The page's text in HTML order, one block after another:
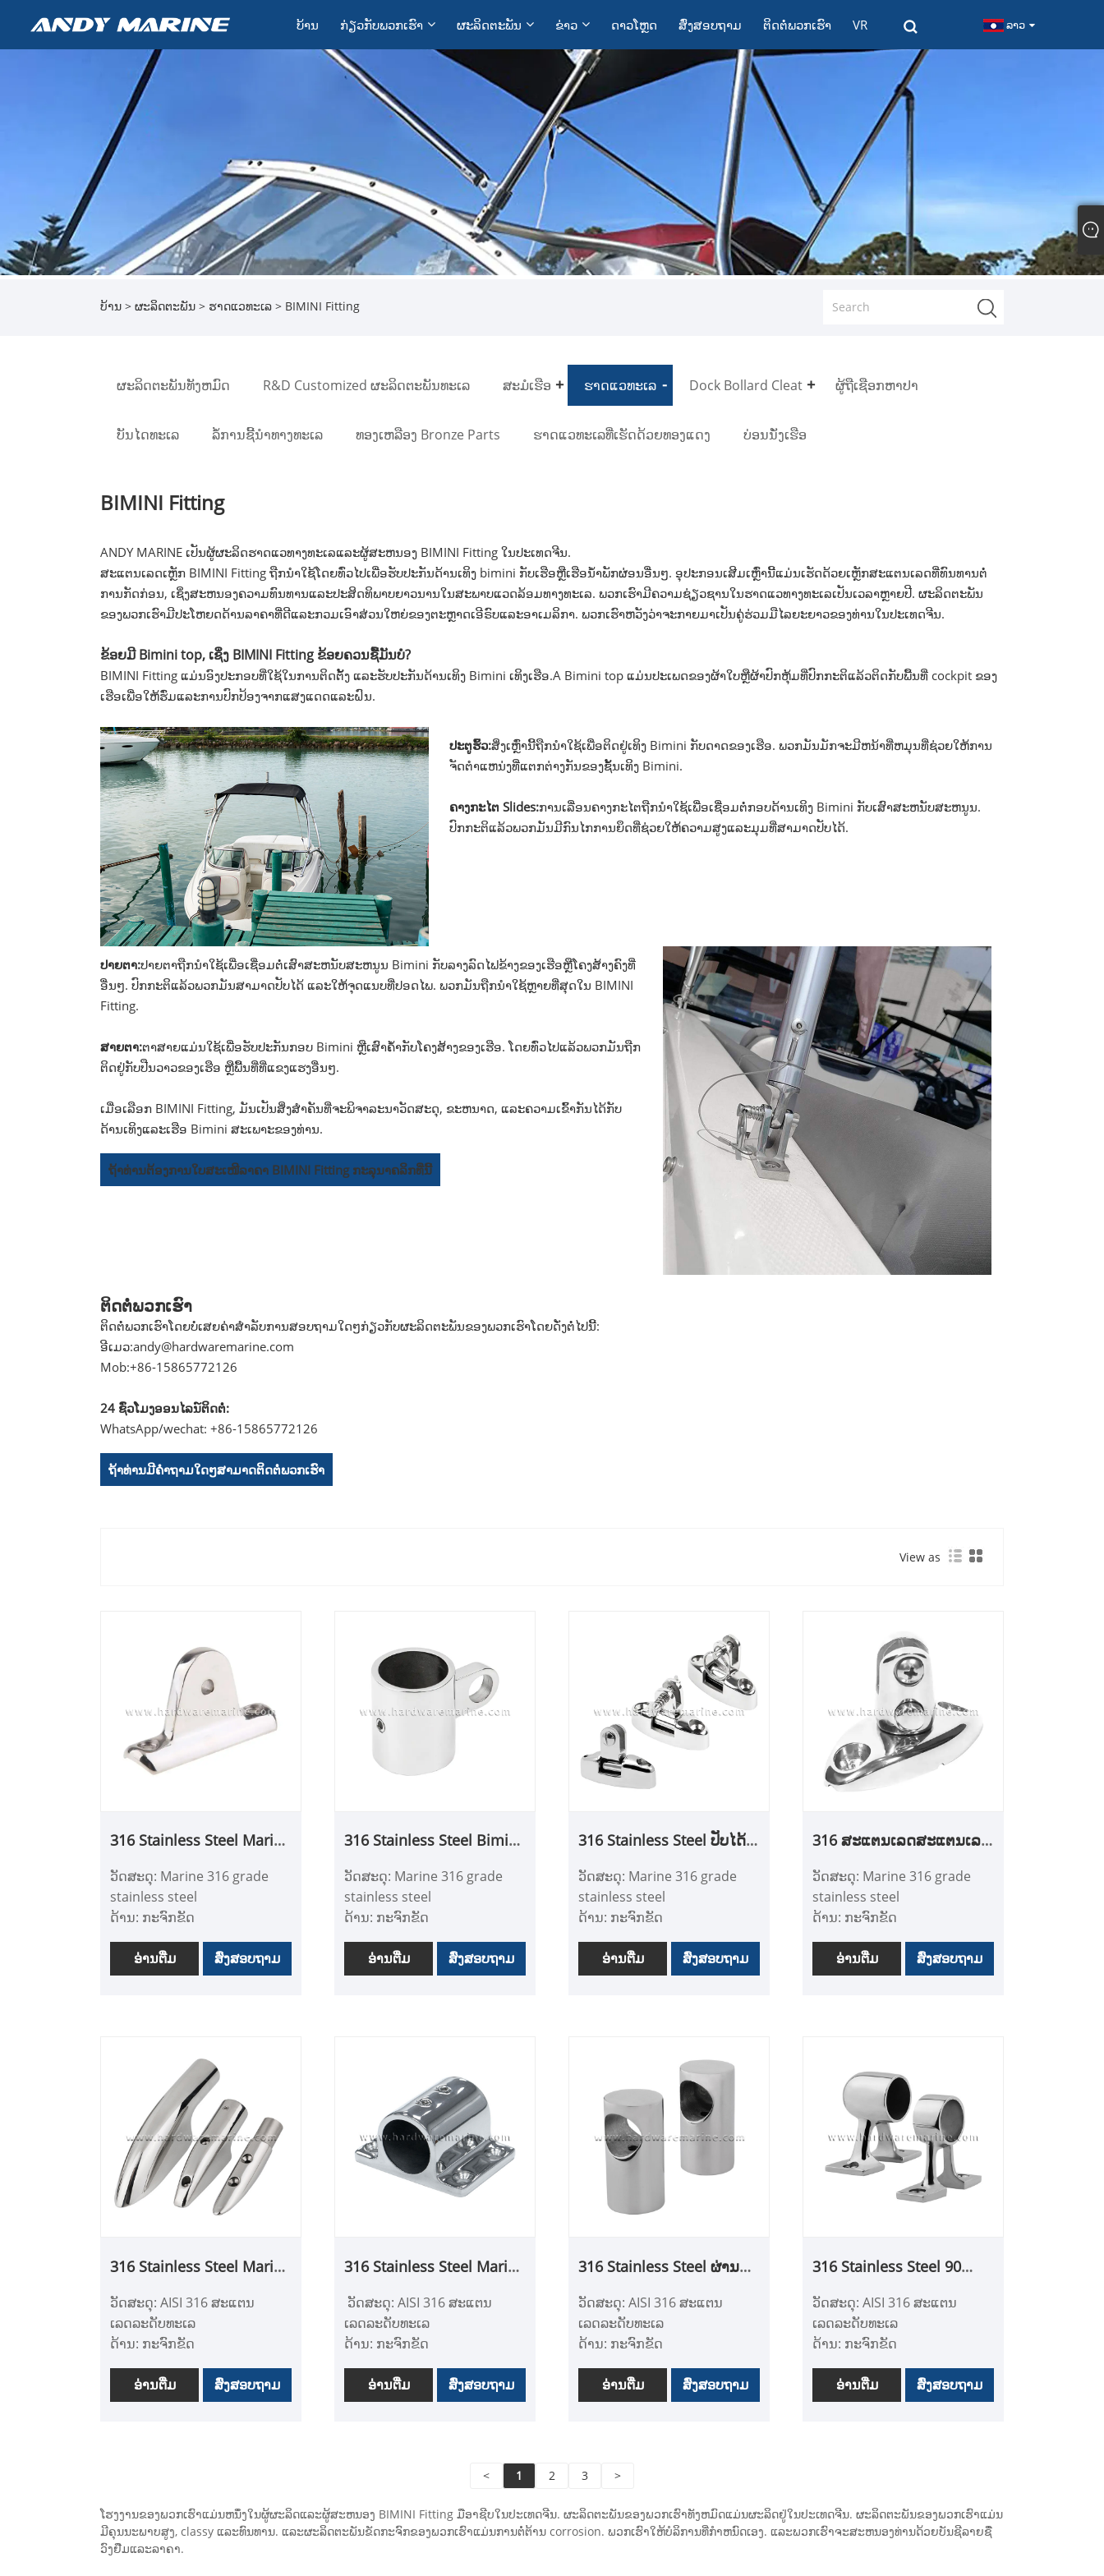
ບ້ານ ກ່ຽວ​ກັບ​ພວກ​ເຮົາ ຜະລິດຕະພັນ ຂ່າວ ດາວໂຫຼດ ສົ່ງສອບຖາມ ຕິດ​ຕໍ່​ພວກ​ເຮົາ VR ລາວ
ບ້ານ > ຜະລິດຕະພັນ > ຮາດແວທະເລ > BIMINI Fitting
ຜະລິດຕະພັນທັງຫມົດ R&D Customized ຜະລິດຕະພັນທະເລ ສະມໍເຮືອ ຮາດແວທະເລ Dock Bollard Cleat ຜູ້ຖືເຊືອກຫາປາ
ບັນໄດທະເລ ລໍ້ການຊີ້ນໍາທາງທະເລ ທອງເຫລືອງ Bronze Parts ຮາດແວທະເລທີ່ເຮັດດ້ວຍທອງແດງ ບ່ອນນັ່ງເຮືອ
BIMINI Fitting
ANDY MARINE ເປັນຜູ້ຜະລິດຮາດແວທາງທະເລແລະຜູ້ສະຫນອງ BIMINI Fitting ໃນປະເທດຈີນ.
ສະແຕນເລດເຫຼັກ BIMINI Fitting ຖືກນໍາໃຊ້ໂດຍທົ່ວໄປເພື່ອຮັບປະກັນດ້ານເທິງ bimini ກັບເຮືອຫຼືເຮືອນ້ໍາພັກຜ່ອນອື່ນໆ. ອຸປະກອນເສີມເຫຼົ່ານີ້ແມ່ນເຮັດດ້ວຍເຫຼັກສະແຕນເລດທີ່ທົນທານຕໍ່
ການກັດກ່ອນ, ເຊິ່ງສະຫນອງຄວາມທົນທານແລະປະສິດທິພາບຍາວນານໃນສະພາບແວດລ້ອມທາງທະເລ. ພວກເຮົາມີຄວາມຊ່ຽວຊານໃນຮາດແວທາງທະເລເປັນເວລາຫຼາຍປີ. ຜະລິດຕະພັນ
ຂອງພວກເຮົາມີປະໂຫຍດດ້ານລາຄາທີ່ດີແລະກວມເອົາສ່ວນໃຫຍ່ຂອງຕະຫຼາດເອີຣົບແລະອາເມລິກາ. ພວກເຮົາຫວັງວ່າຈະກາຍມາເປັນຄູ່ຮ່ວມມືໄລຍະຍາວຂອງທ່ານໃນປະເທດຈີນ.
ຂ້ອຍມີ Bimini top, ເຊິ່ງ BIMINI Fitting ຂ້ອຍຄວນຊື້ມັນບໍ?
BIMINI Fitting ແມ່ນອົງປະກອບທີ່ໃຊ້ໃນການຕິດຕັ້ງ ແລະຮັບປະກັນດ້ານເທິງ Bimini ເທິງເຮືອ.A Bimini top ແມ່ນປະເພດຂອງຜ້າໃບຫຼືຜ້າປົກຫຸ້ມທີ່ປົກກະຕິແລ້ວຕິດກັບພື້ນທີ່ cockpit ຂອງ
ເຮືອເພື່ອໃຫ້ຮົ່ມແລະການປົກປ້ອງຈາກແສງແດດແລະຝົນ.
ປະຕູຮົ້ວ:ສິ່ງເຫຼົ່ານີ້ຖືກນໍາໃຊ້ເພື່ອຕິດຢູ່ເທິງ Bimini ກັບດາດຂອງເຮືອ. ພວກມັນມັກຈະມີຫນ້າທີ່ຫມຸນທີ່ຊ່ວຍໃຫ້ການ
ຈັດຕໍາແຫນ່ງທີ່ແຕກຕ່າງກັນຂອງຊັ້ນເທິງ Bimini.
ຄາງກະໄຕ Slides:ການເລື່ອນຄາງກະໄຕຖືກນໍາໃຊ້ເພື່ອເຊື່ອມຕໍ່ກອບດ້ານເທິງ Bimini ກັບເສົາສະຫນັບສະຫນູນ.
ປົກກະຕິແລ້ວພວກມັນມີກົນໄກການຍຶດທີ່ຊ່ວຍໃຫ້ຄວາມສູງແລະມຸມທີ່ສາມາດປັບໄດ້.
ປາຍຕາ:ປາຍຕາຖືກນໍາໃຊ້ເພື່ອເຊື່ອມຕໍ່ເສົາສະຫນັບສະຫນູນ Bimini ກັບລາງລົດໄຟຂ້າງຂອງເຮືອຫຼືໂຄງສ້າງຄົງທີ່
ອື່ນໆ. ປົກກະຕິແລ້ວພວກມັນສາມາດປັບໄດ້ ແລະໃຫ້ຈຸດແນບທີ່ປອດໄພ. ພວກມັນຖືກນໍາໃຊ້ຫຼາຍທີ່ສຸດໃນ BIMINI
Fitting.
ສາຍຕາ:ຕາສາຍແມ່ນໃຊ້ເພື່ອຮັບປະກັນກອບ Bimini ຫຼືເສົາຄ້ຳກັບໂຄງສ້າງຂອງເຮືອ. ໂດຍທົ່ວໄປແລ້ວພວກມັນຖືກ
ຕິດຢູ່ກັບປືນວາວຂອງເຮືອ ຫຼືພື້ນທີ່ທີ່ແຂງແຮງອື່ນໆ.
ເມື່ອເລືອກ BIMINI Fitting, ມັນເປັນສິ່ງສໍາຄັນທີ່ຈະພິຈາລະນາວັດສະດຸ, ຂະຫນາດ, ແລະຄວາມເຂົ້າກັນໄດ້ກັບ
ດ້ານເທິງແລະເຮືອ Bimini ສະເພາະຂອງທ່ານ.
ຖ້າທ່ານຕ້ອງການໃບສະເໜີລາຄາ BIMINI Fitting ກະລຸນາຄລິກທີ່ນີ້
ຕິດ​ຕໍ່​ພວກ​ເຮົາ
ຕິດຕໍ່ພວກເຮົາໂດຍບໍ່ເສຍຄ່າສໍາລັບການສອບຖາມໃດໆກ່ຽວກັບຜະລິດຕະພັນຂອງພວກເຮົາໂດຍດັ່ງຕໍ່ໄປນີ້:
ອີເມວ:andy@hardwaremarine.com
Mob:+86-15865772126
24 ຊົ່ວ​ໂມງ​ອອນ​ໄລ​ນ​໌​ຕິດ​ຕໍ່​:
WhatsApp/wechat: +86-15865772126
ຖ້າທ່ານມີຄໍາຖາມໃດໆສາມາດຕິດຕໍ່ພວກເຮົາ
View as
316 Stainless Steel Marine
Hinge
ວັດສະດຸ: Marine 316 grade
stainless steel
ດ້ານ: ກະຈົກຂັດ
ຄໍາຮ້ອງສະຫມັກ: ເຮືອ, Yacht,
ອຸປະກອນເສີມເຮືອ, ຮາດແວ
ທາງທະເລ, ອຸປະກອນເສີມເຮືອ
rust, ຮັບປະກັນການປະຕິບັດທີ່
ຍາວນານໃນສະພາບນ້ໍາເຄັມ.
- ສະ​ຫນອງ​ຫນ້າ​ທີ່​ຫນ້າ​ສົນ​ໃຈ​,
ເປັນ​ກະ​ຈົກ​ທີ່​ເພີ່ມ​ທະ​ວີ​ການ​ດຶງ​
ດູດ​ການ​ສາຍ​ຕາ​ຂອງ​ເຮືອ​ຂອງ​
ທ່ານ​ໃນ​ຂະ​ນະ​ທີ່​ຫຼຸດ​ຜ່ອນ​ຄວາມ​
ຕ້ອງ​ການ​ບໍາ​ລຸງ​ຮັກ​ສາ​.
- ອໍານວຍຄວາມສະດວກໃນ
ສະຫນັບສະຫນູນທີ່ເຂັ້ມແຂງສໍາ
- ຖືກອອກແບບມາເພື່ອຮັບມືກັບ
ການໂຫຼດສູງແລະທົນທານຕໍ່
ຄວາມເຄັ່ງຄັດຂອງການນໍາໃຊ້
ທາງທະເລ, ຮັບປະກັນການດໍາ
ເນີນງານທີ່ຫນ້າເຊື່ອຖື.
ອ່ານ​ຕື່ມ ສົ່ງສອບຖາມ
316 Stainless Steel Bimini
ວັດສະດຸ: Marine 316 grade
stainless steel
ດ້ານ: ກະຈົກຂັດ
ຄໍາຮ້ອງສະຫມັກ: ເຮືອ, Yacht,
ອຸປະກອນເສີມເຮືອ, ຮາດແວ
ທາງທະເລ, ອຸປະກອນເສີມເຮືອ
- ຂັດດ້ວຍການຂັດກະຈົກທີ່ມີ
ຄວາມແມ່ນຍໍາສູງສຸດ, ຄວາມ
ຮາບພຽງແລະຄວາມສະຫວ່າງ.
- ຕົວເຊື່ອມຕໍ່ parasol ຂອງ
ຜະລິດຕະພັນແມ່ນເຮັດຈາກສະ
ແລະຄວາມແຂງ, ບໍ່ງ່າຍທີ່ຈະ
ຍາວ.
- ຂະບວນການທີ່ເຄັ່ງຄັດເຮັດໃຫ້
ຕົວເຊື່ອມຕໍ່ເປັນອຸປະກອນເສີມທີ່
ສົມບູນແບບສໍາລັບ parasol
ຂອງທ່ານ.
ອ່ານ​ຕື່ມ ສົ່ງສອບຖາມ
316 Stainless Steel ປັບໄດ້
Swivel Deck Hinge
ວັດສະດຸ: Marine 316 grade
stainless steel
ດ້ານ: ກະຈົກຂັດ
ຄໍາຮ້ອງສະຫມັກ: ເຮືອ, Yacht,
ອຸປະກອນເສີມເຮືອ, ຮາດແວ
ທາງທະເລ, ອຸປະກອນເສີມເຮືອ
ເລດ, ທົນທານຕໍ່ການກັດກ່ອນ
ແລະທົນທານຕໍ່ rust, ທົນທານ,
ແລະທົນທານ.
- ເບຕົງໃສ່ຊັ້ນເບຕົງ, ໃສ່ແຜ່ນ
ຢາງໃສ່.
- ປັບໄດ້ 180 ອົງສາ, ທາງເລືອກ
ທີ່ມີ pin ຖອດອອກໄດ້.
- ມັນສາມາດນໍາໃຊ້ກັບເຮືອ,
ເຮືອອື່ນໆແລະ awnings.
ອ່ານ​ຕື່ມ ສົ່ງສອບຖາມ
316 ສະແຕນເລດສະແຕນເລດ
ໄວ ເລື່ອນອອກໄດ້
ວັດສະດຸ: Marine 316 grade
stainless steel
ດ້ານ: ກະຈົກຂັດ
ຄໍາຮ້ອງສະຫມັກ: ເຮືອ, Yacht,
ອຸປະກອນເສີມເຮືອ, ຮາດແວ
ທາງທະເລ, ອຸປະກອນເສີມເຮືອ
ຄວາມງາມຍາວນານ.
- ພື້ນຜິວທີ່ຂັດເງົາສູງມີ
ລັກສະນະເປັນກະຈົກ, ຈັບຄູ່ກັບ
ເຮືອ ແລະ ເຮືອຢອດ.
- ເອົາອອກຫຼືຕິດຕັ້ງເທິງໄດ້ຢ່າງ
ງ່າຍດາຍໂດຍບໍ່ຈໍາເປັນຕ້ອງ
ຕິດຕາມ screws ແລະ pins.
ທຸກມຸມ.
ທົນທານໃນສະພາບແວດລ້ອມ
ນ້ໍາເຄັມ.
ອ່ານ​ຕື່ມ ສົ່ງສອບຖາມ
316 Stainless Steel Marine
ວັດສະດຸ: AISI 316 ສະແຕນ
ເລດລະດັບທະເລ
ດ້ານ: ກະຈົກຂັດ
ຄໍາຮ້ອງສະຫມັກ: ເຮືອ, Yacht,
ອຸປະກອນເສີມເຮືອ, ຮາດແວ
ທາງທະເລ, ອຸປະກອນເສີມເຮືອ
- ທົນທານໃນສະພາບແວດລ້ອມ
ນ້ໍາເຄັມແລະງ່າຍທີ່ຈະຕິດຕັ້ງ
ໂດຍບໍ່ມີການເຈາະຫຼືການເຊື່ອມ
ອ່ານ​ຕື່ມ ສົ່ງສອບຖາມ
316 Stainless Steel Marine
Stanchion Base Mount
​ ວັດສະດຸ: AISI 316 ສະແຕນ
ເລດລະດັບທະເລ
ດ້ານ: ກະຈົກຂັດ
ຄໍາຮ້ອງສະຫມັກ: ເຮືອ, Yacht,
ອຸປະກອນເສີມເຮືອ, ຮາດແວ
ທາງທະເລ, ອຸປະກອນເສີມເຮືອ
ແວດລ້ອມນ້ໍາເກືອ
- ຮູຮັບແສງມາດຕະຖານ, ການ
ອ່ານ​ຕື່ມ ສົ່ງສອບຖາມ
316 Stainless Steel ຜ່ານ
Stanchion
ວັດສະດຸ: AISI 316 ສະແຕນ
ເລດລະດັບທະເລ
ດ້ານ: ກະຈົກຂັດ
ຄໍາຮ້ອງສະຫມັກ: ເຮືອ, Yacht,
ອຸປະກອນເສີມເຮືອ, ຮາດແວ
ທາງທະເລ, ອຸປະກອນເສີມເຮືອ
- ການນໍາໃຊ້ການຂັດກະຈົກ
ລະອຽດ, ມີຄວາມຖືກຕ້ອງສູງ,
ອ່ານ​ຕື່ມ ສົ່ງສອບຖາມ
316 Stainless Steel 90
Stanchion
ວັດສະດຸ: AISI 316 ສະແຕນ
ເລດລະດັບທະເລ
ດ້ານ: ກະຈົກຂັດ
ຄໍາຮ້ອງສະຫມັກ: ເຮືອ, Yacht,
ອຸປະກອນເສີມເຮືອ, ຮາດແວ
ທາງທະເລ, ອຸປະກອນເສີມເຮືອ
ງານຍາວນານ.
- ຕິດຕັ້ງ ແລະ ຮັກສາງ່າຍ, ບໍ່
ອ່ານ​ຕື່ມ ສົ່ງສອບຖາມ
< 1 2 3 >
ໂຮງງານຂອງພວກເຮົາແມ່ນຫນຶ່ງໃນຜູ້ຜະລິດແລະຜູ້ສະຫນອງ BIMINI Fitting ມືອາຊີບໃນປະເທດຈີນ. ຜະລິດຕະພັນຂອງພວກເຮົາທັງຫມົດແມ່ນຜະລິດຢູ່ໃນປະເທດຈີນ. ຜະລິດຕະພັນຂອງພວກເຮົາແມ່ນ
ມີຄຸນນະພາບສູງ, classy ແລະທົນທານ. ແລະຜະລິດຕະພັນຂັດກະຈົກຂອງພວກເຮົາແມ່ນການຕໍ່ຕ້ານ corrosion. ພວກເຮົາໃຫ້ບໍລິການທີ່ກໍາຫນົດເອງ. ແລະພວກເຮົາຈະສະຫນອງທ່ານດ້ວຍບັນຊີລາຍຊື່
ວົງຢືມແລະລາຄາ.